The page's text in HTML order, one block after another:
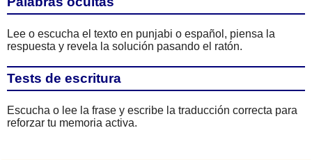
Lee o escucha el texto en punjabi o español, piensa la
respuesta y revela la solución pasando el ratón.
Tests de escritura
Escucha o lee la frase y escribe la traducción correcta para
reforzar tu memoria activa.